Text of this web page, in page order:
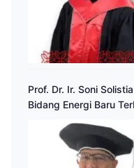
Prof. Dr. Ir. Soni
Bidang Energi Baru